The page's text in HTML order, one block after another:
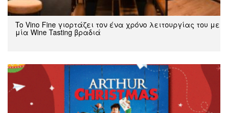
To Vino Fine γιορτάζει τον ένα χρόνο λειτουργίας του με
μία Wine Tasting βραδιά